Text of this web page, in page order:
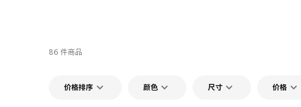
86 件商品
价格排序 颜色 尺寸 价格